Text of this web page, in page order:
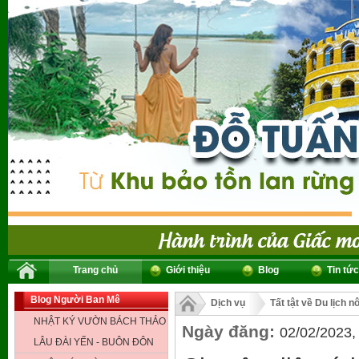
Trang chủ Giới thiệu Blog Tin tức
Blog Người Ban Mê
NHẬT KÝ VƯỜN BÁCH THẢO
LÂU ĐÀI YẾN - BUÔN ĐÔN
Dịch vụ Tất tật về Du lịch
Ngày đăng: 02/02/